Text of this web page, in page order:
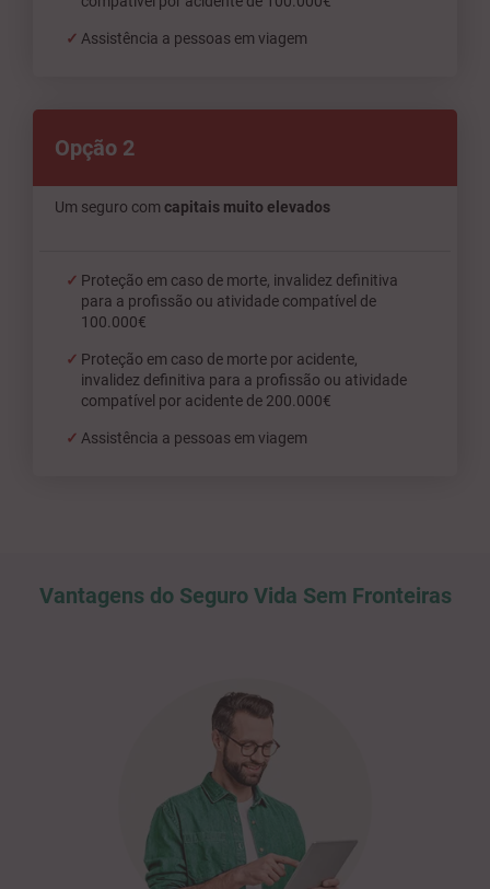
Assistência a pessoas em viagem
Opção 2
Um seguro comcapitais muito elevados
Proteção em caso de morte, invalidez definitiva
para a profissão ou atividade compatível de
100.000€
Proteção em caso de morte por acidente,
invalidez definitiva para a profissão ou atividade
compatível por acidente de 200.000€
Assistência a pessoas em viagem
Vantagens do Seguro Vida Sem Fronteiras